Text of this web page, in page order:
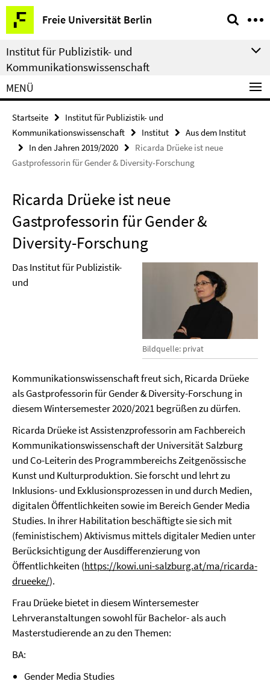
Springe
direkt
zu
Inhalt
Freie Universität Berlin
Service-
Navigation
Institut für Publizistik- und
Kommunikationswissenschaft
MENÜ
Startseite
Institut für Publizistik- und
Kommunikationswissenschaft
Institut
Aus dem Institut
In den Jahren 2019/2020
Ricarda Drüeke ist neue
Gastprofessorin für Gender & Diversity-Forschung
Ricarda Drüeke ist neue
Gastprofessorin für Gender &
Diversity-Forschung
Bildquelle: privat
Das Institut für Publizistik-
und
Kommunikationswissenschaft freut sich, Ricarda Drüeke
als Gastprofessorin für Gender & Diversity-Forschung in
diesem Wintersemester 2020/2021 begrüßen zu dürfen.
Ricarda Drüeke ist Assistenzprofessorin am Fachbereich
Kommunikationswissenschaft der Universität Salzburg
und Co-Leiterin des Programmbereichs Zeitgenössische
Kunst und Kulturproduktion. Sie forscht und lehrt zu
Inklusions- und Exklusionsprozessen in und durch Medien,
digitalen Öffentlichkeiten sowie im Bereich Gender Media
Studies. In ihrer Habilitation beschäftigte sie sich mit
(feministischem) Aktivismus mittels digitaler Medien unter
Berücksichtigung der Ausdifferenzierung von
Öffentlichkeiten (https://kowi.uni-salzburg.at/ma/ricarda-
drueeke/).
Frau Drüeke bietet in diesem Wintersemester
Lehrveranstaltungen sowohl für Bachelor- als auch
Masterstudierende an zu den Themen:
BA:
Gender Media Studies